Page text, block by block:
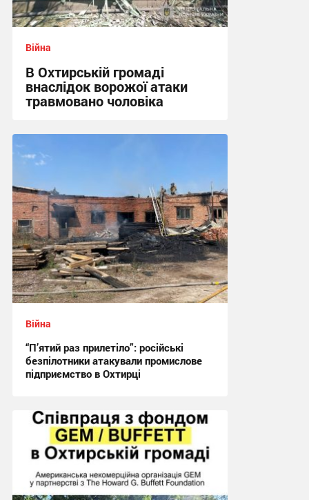
Війна
В Охтирській громаді
внаслідок ворожої атаки
травмовано чоловіка
09:21 сьогодні
Війна
“П’ятий раз прилетіло”: російські
безпілотники атакували промислове
підприємство в Охтирці
21:29 вчора